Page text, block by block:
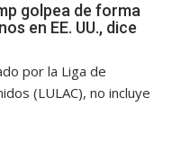
golpea de forma
en EE. UU., dice
por la Liga de
(LULAC), no incluye